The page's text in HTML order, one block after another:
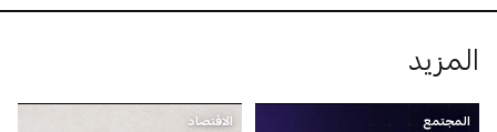
المزيد
المجتمع الاقتصاد